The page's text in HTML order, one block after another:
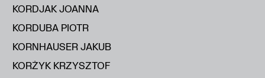
KORDJAK JOANNA
KORDUBA PIOTR
KORNHAUSER JAKUB
KORŻYK KRZYSZTOF